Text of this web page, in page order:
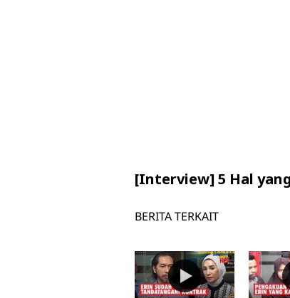
[Interview] 5 Hal
BERITA TERKAIT